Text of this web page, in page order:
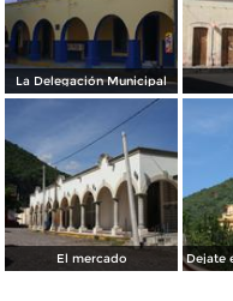
La Delegación Municipal
El mercado